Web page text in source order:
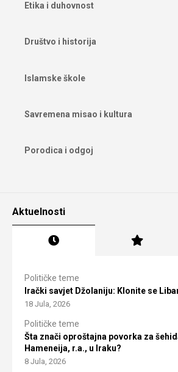
Etika i duhovnost
Društvo i historija
Islamske škole
Savremena misao i kultura
Porodica i odgoj
Aktuelnosti
Političke teme
Irački savjet Džolaniju: Klonite se
18 Jula, 2026
Političke teme
Šta znači oproštajna povorka za
Hameneija, r.a., u Iraku?
8 Jula, 2026